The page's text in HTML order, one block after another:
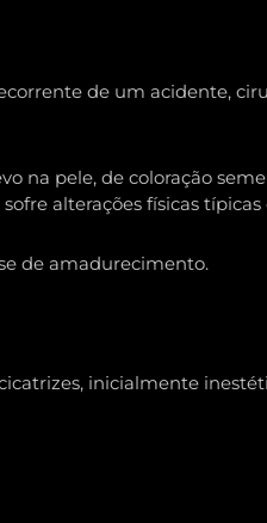
de um acidente,
na pele, de coloração
alterações físicas típicas
de amadurecimento.
inicialmente